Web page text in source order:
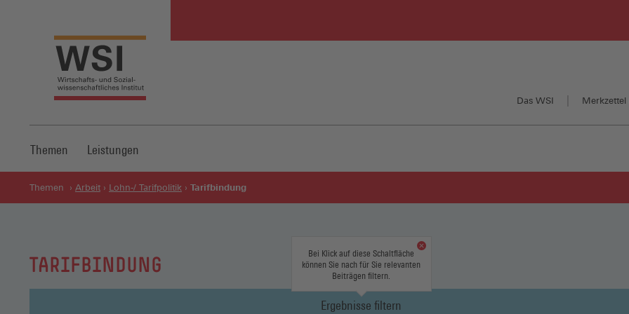
Das WSI Merkzettel
Themen Leistungen
Themen Arbeit Lohn-/ Tarifpolitik Tarifbindung
TARIFBINDUNG
Ergebnisse filtern
Bei Klick auf diese Schaltfläche
können Sie nach für Sie relevanten
Beiträgen filtern.